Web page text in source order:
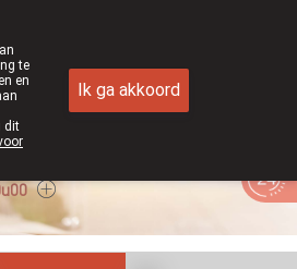
382429
te
en
dit
Ik ga akkoord